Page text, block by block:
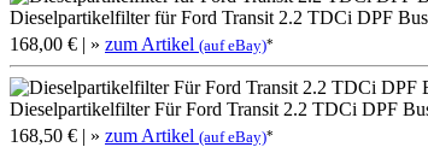
Dieselpartikelfilter für Ford Transit 2.2 TDCi DPF
168,00 € | » zum Artikel (auf eBay)*
Dieselpartikelfilter Für Ford Transit 2.2 TDCi DPF
168,50 € | » zum Artikel (auf eBay)*